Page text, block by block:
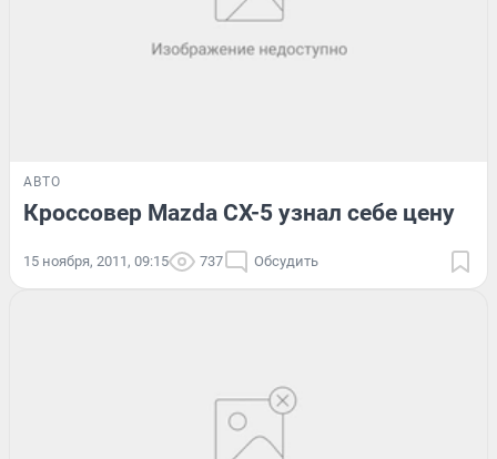
АВТО
Кроссовер Mazda CX-5 узнал себе цену
15 ноября, 2011, 09:15 737 Обсудить